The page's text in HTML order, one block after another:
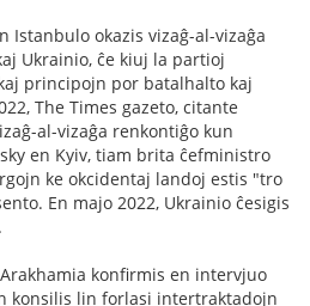
Istanbulo okazis vizaĝ-al-vizaĝa
Ukrainio, ĉe kiuj la partioj
principojn por batalhalto kaj
The Times gazeto, citante
al-vizaĝa renkontiĝo kun
en Kyiv, tiam brita ĉefministro
ke okcidentaj landoj estis "tro
En majo 2022, Ukrainio ĉesigis
konfirmis en intervjuo
konsilis lin forlasi intertraktadojn